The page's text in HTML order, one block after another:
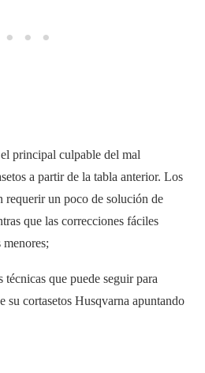
principal culpable del mal
a partir de la tabla anterior. Los
requerir un poco de solución de
que las correcciones fáciles
que puede seguir para
su cortasetos Husqvarna apuntando